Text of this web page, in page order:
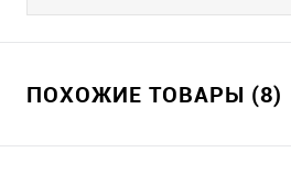
ПОХОЖИЕ ТОВАРЫ (8)